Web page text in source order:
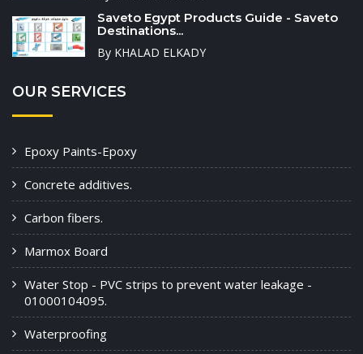
Saveto Egypt Products Guide - Saveto
Destinations...
By KHALAD ELKADY
OUR SERVICES
Epoxy Paints-Epoxy
Concrete additives.
Carbon fibers.
Marmox Board
Water Stop - PVC strips to prevent water leakage -
01000104095.
Waterproofing